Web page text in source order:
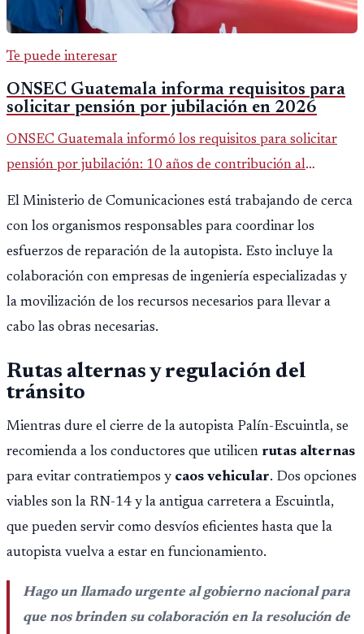
Te puede interesar
ONSEC Guatemala informa requisitos para
solicitar pensión por jubilación en 2026
ONSEC Guatemala informó los requisitos para solicitar
pensión por jubilación: 10 años de contribución al
El Ministerio de Comunicaciones está trabajando de cerca
con los organismos responsables para coordinar los
esfuerzos de reparación de la autopista. Esto incluye la
colaboración con empresas de ingeniería especializadas y
la movilización de los recursos necesarios para llevar a
cabo las obras necesarias.
Rutas alternas y regulación del
tránsito
Mientras dure el cierre de la autopista Palín-Escuintla, se
recomienda a los conductores que utilicen rutas alternas
para evitar contratiempos y caos vehicular. Dos opciones
viables son la RN-14 y la antigua carretera a Escuintla,
que pueden servir como desvíos eficientes hasta que la
autopista vuelva a estar en funcionamiento.
Hago un llamado urgente al gobierno nacional para
que nos brinden su colaboración en la resolución de